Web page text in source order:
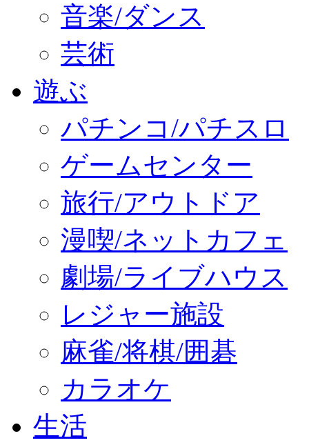
音楽/ダンス
芸術
遊ぶ
パチンコ/パチスロ
ゲームセンター
旅行/アウトドア
漫喫/ネットカフェ
劇場/ライブハウス
レジャー施設
麻雀/将棋/囲碁
カラオケ
生活